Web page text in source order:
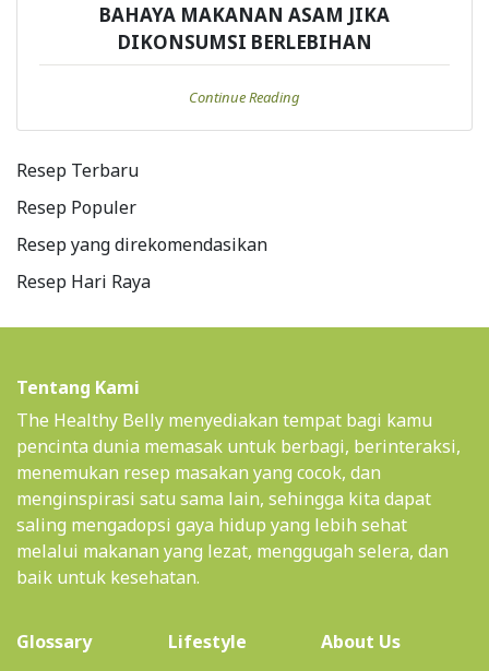
BAHAYA MAKANAN ASAM JIKA
DIKONSUMSI BERLEBIHAN
Continue Reading
Resep Terbaru
Resep Populer
Resep yang direkomendasikan
Resep Hari Raya
Tentang Kami
The Healthy Belly menyediakan tempat bagi kamu
pencinta dunia memasak untuk berbagi, berinteraksi,
menemukan resep masakan yang cocok, dan
menginspirasi satu sama lain, sehingga kita dapat
saling mengadopsi gaya hidup yang lebih sehat
melalui makanan yang lezat, menggugah selera, dan
baik untuk kesehatan.
Glossary Lifestyle About Us(current)